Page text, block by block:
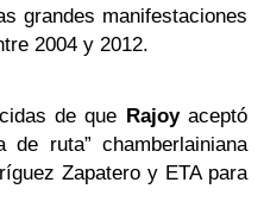
grandes manifestaciones
2004 y 2012.
de que Rajoyaceptó
de ruta” chamberlainiana
Zapatero y ETA para